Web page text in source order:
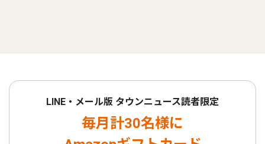
LINE・メール版 タウンニュース読者限定
毎月計30名様に